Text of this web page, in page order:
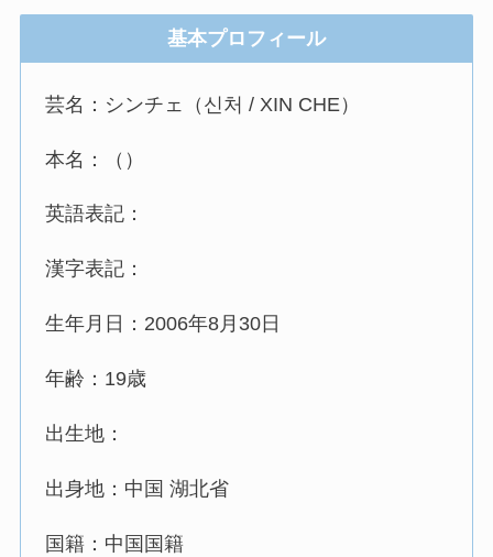
基本プロフィール
芸名：シンチェ（신처 / XIN CHE）
本名：（）
英語表記：
漢字表記：
生年月日：2006年8月30日
年齢：19歳
出生地：
出身地：中国 湖北省
国籍：中国国籍